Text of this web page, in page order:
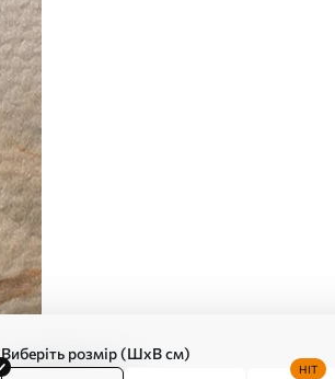
Виберіть розмір (ШхВ см)
HIT